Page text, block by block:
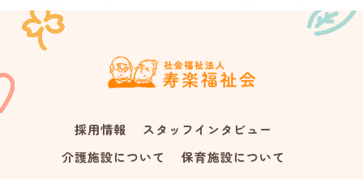
採用情報
スタッフインタビュー
介護施設について
保育施設について